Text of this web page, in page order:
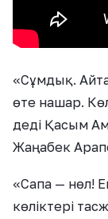
«Сұмдық.
өте нашар.
деді Қасым
Жаңабек
«Сапа — нөл!
көліктері